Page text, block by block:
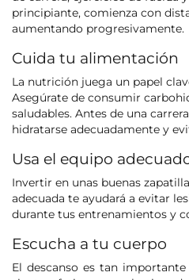
principiante, comienza con
aumentando progresivamente.
Cuida tu alimentación
La nutrición juega un papel
Asegúrate de consumir
saludables. Antes de una
hidratarse adecuadamente y
Usa el equipo
Invertir en unas buenas
adecuada te ayudará a evitar
durante tus entrenamientos y
Escucha a tu cuerpo
El descanso es tan